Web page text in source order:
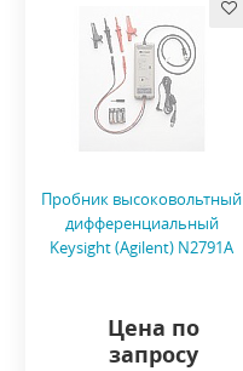
Пробник высоковольтный
дифференциальный
Keysight (Agilent) N2791A
Цена по
запросу